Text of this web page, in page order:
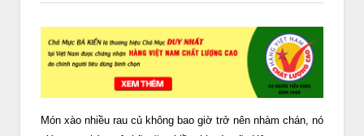
Món xào nhiều rau củ không bao giờ trở nên nhàm chán, nó